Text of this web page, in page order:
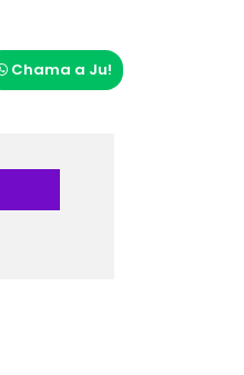
Chama a Ju!